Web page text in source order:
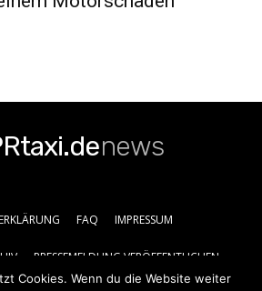
news
FAQ IMPRESSUM
PRESSEMELDUNG VERÖFFENTLICHEN
Cookies. Wenn du die Website weiter